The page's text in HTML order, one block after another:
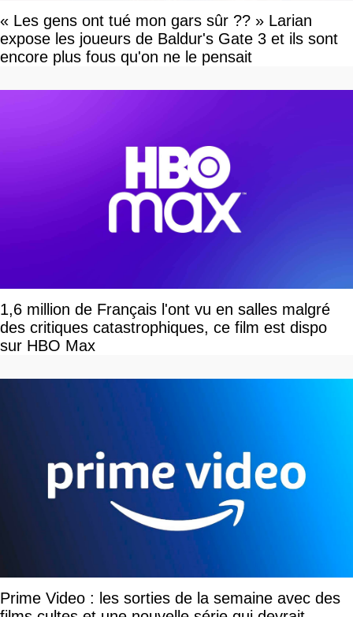
« Les gens ont tué mon gars sûr ?? » Larian
expose les joueurs de Baldur's Gate 3 et ils sont
encore plus fous qu'on ne le pensait
1,6 million de Français l'ont vu en salles malgré
des critiques catastrophiques, ce film est dispo
sur HBO Max
Prime Video : les sorties de la semaine avec des